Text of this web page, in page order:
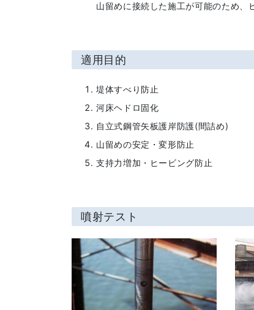
山留めに接続した施工が可能のため、
適用目的
堤体すべり防止
河床ヘドロ固化
自立式鋼管矢板護岸防護(間詰め)
山留めの安定・変形防止
支持力増加・ヒービング防止
噴射テスト